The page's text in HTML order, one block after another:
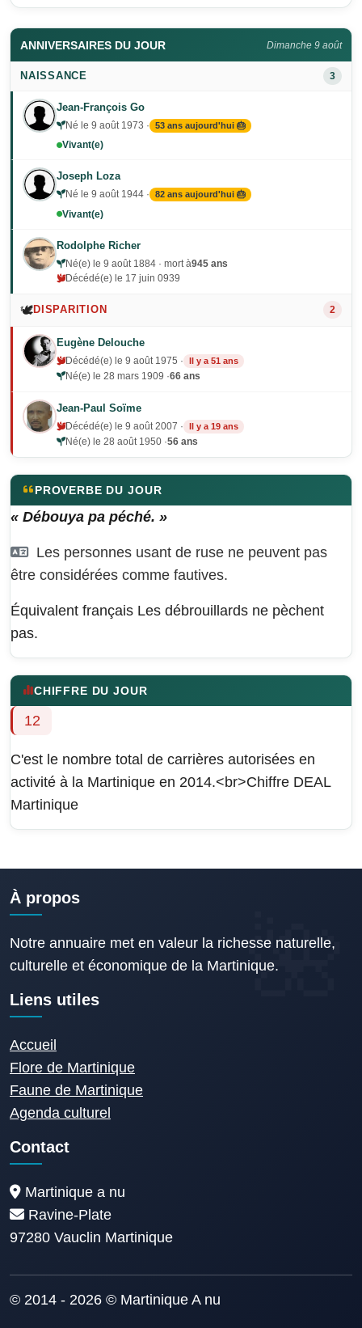
ANNIVERSAIRES DU JOUR Dimanche 9 août
NAISSANCE 3
Jean-François Go
Né le 9 août 1973 · 53 ans aujourd'hui 🎂
Vivant(e)
Joseph Loza
Né le 9 août 1944 · 82 ans aujourd'hui 🎂
Vivant(e)
Rodolphe Richer
Né(e) le 9 août 1884 · mort à945 ans
Décédé(e) le 17 juin 0939
🕊️DISPARITION 2
Eugène Delouche
Décédé(e) le 9 août 1975 · Il y a 51 ans
Né(e) le 28 mars 1909 ·66 ans
Jean-Paul Soïme
Décédé(e) le 9 août 2007 · Il y a 19 ans
Né(e) le 28 août 1950 ·56 ans
PROVERBE DU JOUR
« Débouya pa péché. »
Les personnes usant de ruse ne peuvent pas
être considérées comme fautives.
Équivalent français Les débrouillards ne pèchent
pas.
CHIFFRE DU JOUR
12
C'est le nombre total de carrières autorisées en
activité à la Martinique en 2014.<br>Chiffre DEAL
Martinique
À propos
Notre annuaire met en valeur la richesse naturelle,
culturelle et économique de la Martinique.
Liens utiles
Accueil
Flore de Martinique
Faune de Martinique
Agenda culturel
Contact
Martinique a nu
Ravine-Plate
97280 Vauclin Martinique
© 2014 - 2026 © Martinique A nu